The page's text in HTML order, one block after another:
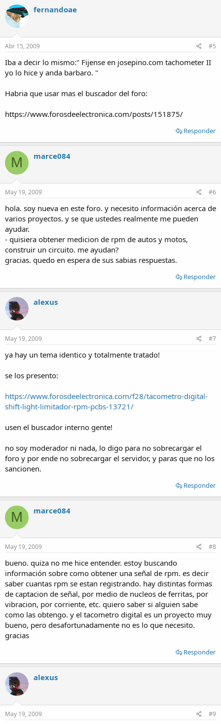
fernandoae
Abr 15, 2009 #5
Iba a decir lo mismo:" Fijense en josepino.com tachometer II
yo lo hice y anda barbaro. "
Habria que usar mas el buscador del foro:
https://www.forosdeelectronica.com/posts/151875/
Responder
M marce084
May 19, 2009 #6
hola. soy nueva en este foro. y necesito información acerca de
varios proyectos. y se que ustedes realmente me pueden
ayudar.
- quisiera obtener medicion de rpm de autos y motos,
construir un circuito. me ayudan?
gracias. quedo en espera de sus sabias respuestas.
Responder
alexus
May 19, 2009 #7
ya hay un tema identico y totalmente tratado!
se los presento:
https://www.forosdeelectronica.com/f28/tacometro-digital-
shift-light-limitador-rpm-pcbs-13721/
usen el buscador interno gente!
no soy moderador ni nada, lo digo para no sobrecargar el
foro y por ende no sobrecargar el servidor, y paras que no los
sancionen.
Responder
M marce084
May 19, 2009 #8
bueno. quiza no me hice entender. estoy buscando
información sobre como obtener una señal de rpm. es decir
saber cuantas rpm se estan registrando. hay distintas formas
de captacion de señal, por medio de nucleos de ferritas, por
vibracion, por corriente, etc. quiero saber si alguien sabe
como las obtengo. y el tacometro digital es un proyecto muy
bueno, pero desafortunadamente no es lo que necesito.
gracias
Responder
alexus
May 19, 2009 #9